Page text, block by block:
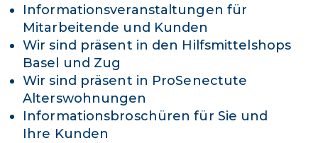
Informationsveranstaltungen für
Mitarbeitende und Kunden
Wir sind präsent in den Hilfsmittelshops
Basel und Zug
Wir sind präsent in ProSenectute
Alterswohnungen
Informationsbroschüren für Sie und
Ihre Kunden